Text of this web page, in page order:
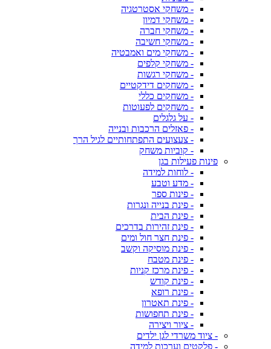
- משחקי אסטרטגיה
- משחקי דמיון
- משחקי חברה
- משחקי חשיבה
- משחקי מים ואמבטיה
- משחקי קלפים
- משחקי רגשות
- משחקים דידקטיים
- משחקים כללי
- משחקים לפעוטות
- על גלגלים
- פאזלים הרכבות ובנייה
- צעצועים התפתחותיים לגיל הרך
- קוביות משחק
פינות פעילות בגן
- לוחות למידה
- מדע וטבע
- פינות ספר
- פינת בנייה ונגרות
- פינת הבית
- פינת זהירות בדרכים
- פינת חצר חול ומים
- פינת מוסיקה וקשב
- פינת מטבח
- פינת מרכז קניות
- פינת קודש
- פינת רופא
- פינת תאטרון
- פינת תחפושות
- ציור ויצירה
- ציוד משרדי לגן ילדים
- פלקטים וערכות למידה